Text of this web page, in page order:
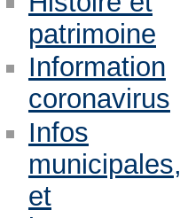
patrimoine
Information
coronavirus
Infos
municipales,
et